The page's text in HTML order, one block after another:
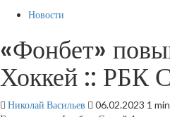
Новости
«Фонбет»
Хоккей :: РБК
Николай Васильев 06.02.2023 1